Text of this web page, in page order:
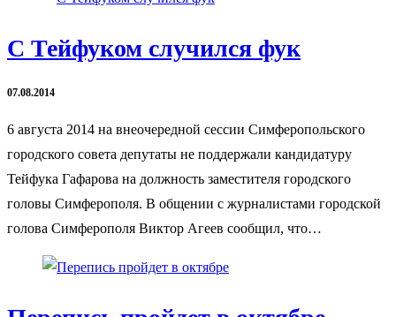
С Тейфуком случился фук
07.08.2014
6 августа 2014 на внеочередной сессии Симферопольского
городского совета депутаты не поддержали кандидатуру
Тейфука Гафарова на должность заместителя городского
головы Симферополя. В общении с журналистами городской
голова Симферополя Виктор Агеев сообщил, что…